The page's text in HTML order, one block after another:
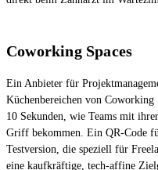
Coworking Spaces
Ein Anbieter für
Küchenbereichen von Coworking
10 Sekunden, wie Teams mit
Griff bekommen. Ein QR-Code
Testversion, die speziell für
eine kaufkräftige, tech-affine